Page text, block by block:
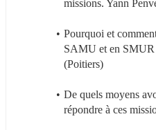
missions. Yann
Pourquoi et
SAMU et en SMUR
(Poitiers)
De quels moyens
répondre à ces